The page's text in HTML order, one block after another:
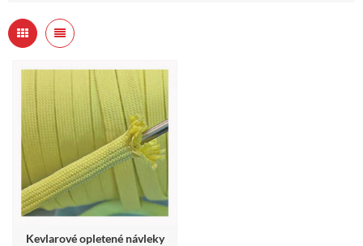
Kevlarové opletené návleky